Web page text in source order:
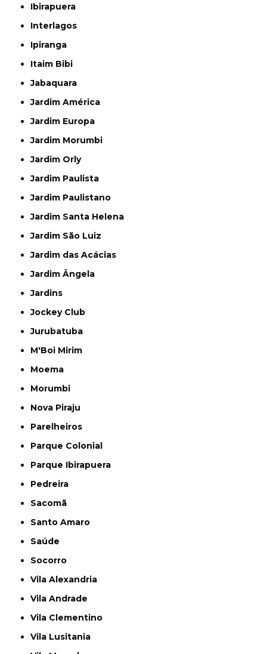
Ibirapuera
Interlagos
Ipiranga
Itaim Bibi
Jabaquara
Jardim América
Jardim Europa
Jardim Morumbi
Jardim Orly
Jardim Paulista
Jardim Paulistano
Jardim Santa Helena
Jardim São Luiz
Jardim das Acácias
Jardim Ângela
Jardins
Jockey Club
Jurubatuba
M'Boi Mirim
Moema
Morumbi
Nova Piraju
Parelheiros
Parque Colonial
Parque Ibirapuera
Pedreira
Sacomã
Santo Amaro
Saúde
Socorro
Vila Alexandria
Vila Andrade
Vila Clementino
Vila Lusitania